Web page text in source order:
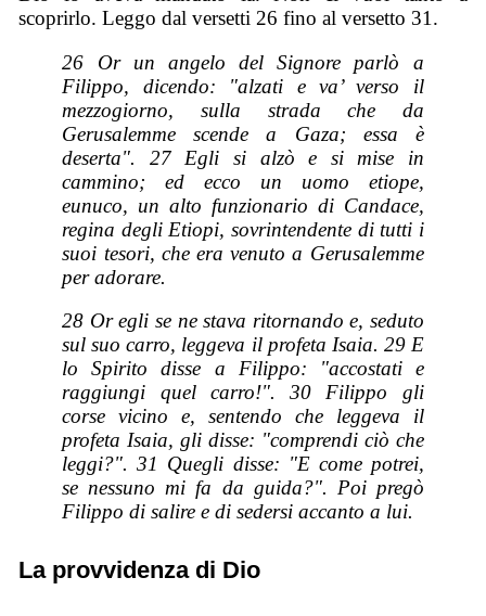
scoprirlo. Leggo dal versetti 26 fino al versetto 31.
26 Or un angelo del Signore parlò a
Filippo, dicendo: "alzati e va’ verso il
mezzogiorno, sulla strada che da
Gerusalemme scende a Gaza; essa è
deserta". 27 Egli si alzò e si mise in
cammino; ed ecco un uomo etiope,
eunuco, un alto funzionario di Candace,
regina degli Etiopi, sovrintendente di tutti i
suoi tesori, che era venuto a Gerusalemme
per adorare.
28 Or egli se ne stava ritornando e, seduto
sul suo carro, leggeva il profeta Isaia. 29 E
lo Spirito disse a Filippo: "accostati e
raggiungi quel carro!". 30 Filippo gli
corse vicino e, sentendo che leggeva il
profeta Isaia, gli disse: "comprendi ciò che
leggi?". 31 Quegli disse: "E come potrei,
se nessuno mi fa da guida?". Poi pregò
Filippo di salire e di sedersi accanto a lui.
La provvidenza di Dio